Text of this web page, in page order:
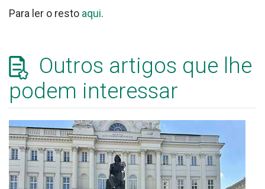
Para ler o resto aqui.
Outros artigos que lhe
podem interessar